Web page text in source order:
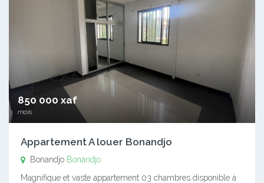
850 000 xaf
mois
Appartement A louer Bonandjo
Bonandjo Bonandjo
Magnifique et vaste appartement 03 chambres disponible à